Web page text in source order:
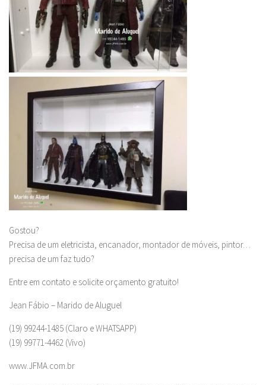
Gostou?
Precisa de um eletricista, encanador, montador de móveis, pintor…
precisa de um faz tudo?
Entre em contato e solicite orçamento gratuito!
Jean Fábio – Marido de Aluguel
(19) 99244-1485 (Claro e WHATSAPP)
(19) 99771-4462 (Vivo)
www.JFMA.com.br